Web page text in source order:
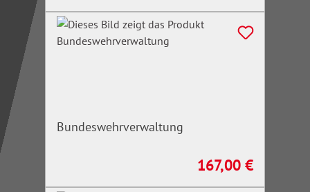
Bundeswehrverwaltung
Regulärer Preis:
167,00 €